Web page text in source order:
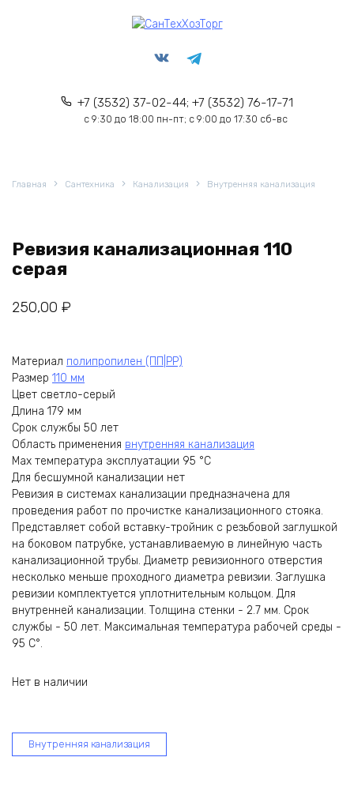
+7 (3532) 37-02-44; +7 (3532) 76-17-71
с 9:30 до 18:00 пн-пт; с 9:00 до 17:30 сб-вс
Главная Сантехника Канализация Внутренняя канализация
Ревизия канализационная 110
серая
250,00 ₽
Материал полипропилен (ПП|PP)
Размер 110 мм
Цвет светло-серый
Длина 179 мм
Срок службы 50 лет
Область применения внутренняя канализация
Max температура эксплуатации 95 °С
Для бесшумной канализации нет
Ревизия в системах канализации предназначена для
проведения работ по прочистке канализационного стояка.
Представляет собой вставку-тройник с резьбовой заглушкой
на боковом патрубке, устанавливаемую в линейную часть
канализационной трубы. Диаметр ревизионного отверстия
несколько меньше проходного диаметра ревизии. Заглушка
ревизии комплектуется уплотнительным кольцом. Для
внутренней канализации. Толщина стенки - 2.7 мм. Срок
службы - 50 лет. Максимальная температура рабочей среды -
95 С°.
Нет в наличии
Внутренняя канализация